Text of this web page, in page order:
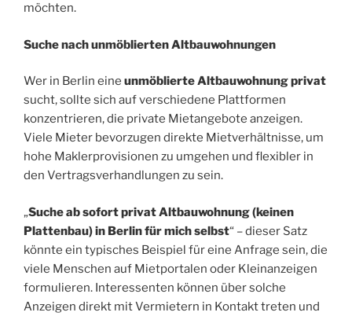
möchten.
Suche nach unmöblierten Altbauwohnungen
Wer in Berlin eine unmöblierte Altbauwohnung privat
sucht, sollte sich auf verschiedene Plattformen
konzentrieren, die private Mietangebote anzeigen.
Viele Mieter bevorzugen direkte Mietverhältnisse, um
hohe Maklerprovisionen zu umgehen und flexibler in
den Vertragsverhandlungen zu sein.
„Suche ab sofort privat Altbauwohnung (keinen
Plattenbau) in Berlin für mich selbst“ – dieser Satz
könnte ein typisches Beispiel für eine Anfrage sein, die
viele Menschen auf Mietportalen oder Kleinanzeigen
formulieren. Interessenten können über solche
Anzeigen direkt mit Vermietern in Kontakt treten und